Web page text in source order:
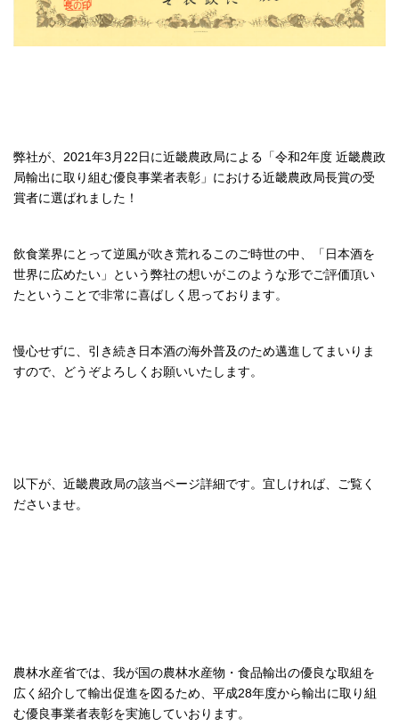
弊社が、2021年3月22日に近畿農政局による「令和2年度 近畿農政
局輸出に取り組む優良事業者表彰」における近畿農政局長賞の受
賞者に選ばれました！
飲食業界にとって逆風が吹き荒れるこのご時世の中、「日本酒を
世界に広めたい」という弊社の想いがこのような形でご評価頂い
たということで非常に喜ばしく思っております。
慢心せずに、引き続き日本酒の海外普及のため邁進してまいりま
すので、どうぞよろしくお願いいたします。
以下が、近畿農政局の該当ページ詳細です。宜しければ、ご覧く
ださいませ。
農林水産省では、我が国の農林水産物・食品輸出の優良な取組を
広く紹介して輸出促進を図るため、平成28年度から輸出に取り組
む優良事業者表彰を実施していおります。